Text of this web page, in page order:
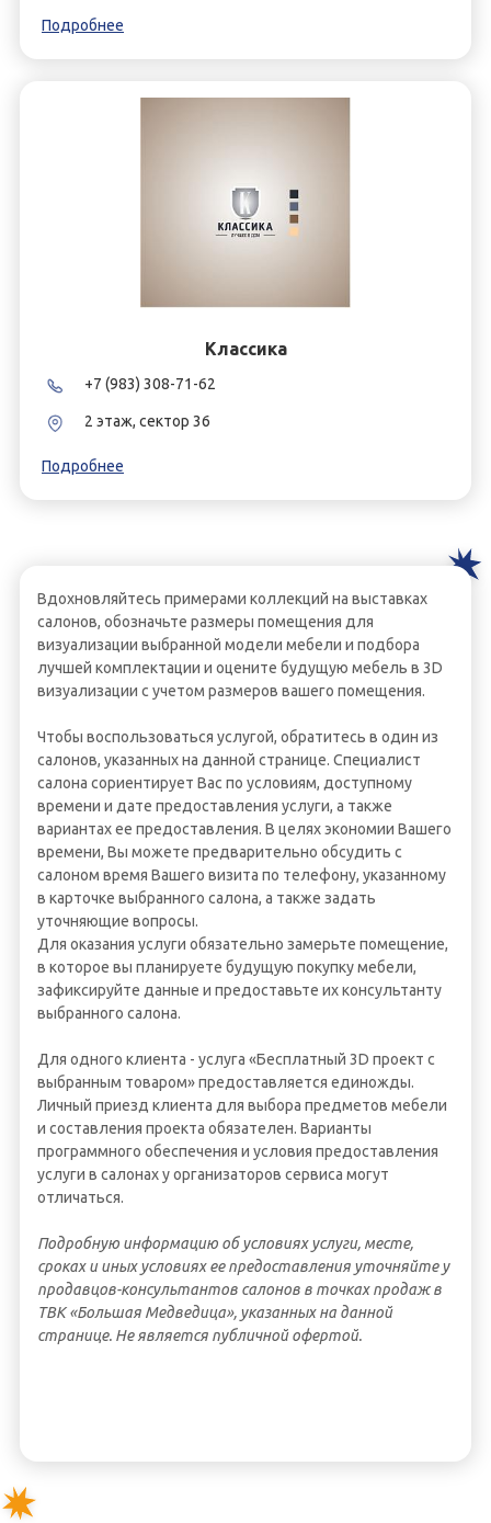
Подробнее
Классика
+7 (983) 308-71-62
2 этаж, сектор 36
Подробнее
Вдохновляйтесь примерами коллекций на выставках
салонов, обозначьте размеры помещения для
визуализации выбранной модели мебели и подбора
лучшей комплектации и оцените будущую мебель в 3D
визуализации с учетом размеров вашего помещения.
Чтобы воспользоваться услугой, обратитесь в один из
салонов, указанных на данной странице. Специалист
салона сориентирует Вас по условиям, доступному
времени и дате предоставления услуги, а также
вариантах ее предоставления. В целях экономии Вашего
времени, Вы можете предварительно обсудить с
салоном время Вашего визита по телефону, указанному
в карточке выбранного салона, а также задать
уточняющие вопросы.
Для оказания услуги обязательно замерьте помещение,
в которое вы планируете будущую покупку мебели,
зафиксируйте данные и предоставьте их консультанту
выбранного салона.
Для одного клиента - услуга «Бесплатный 3D проект с
выбранным товаром» предоставляется единожды.
Личный приезд клиента для выбора предметов мебели
и составления проекта обязателен. Варианты
программного обеспечения и условия предоставления
услуги в салонах у организаторов сервиса могут
отличаться.
Подробную информацию об условиях услуги, месте,
сроках и иных условиях ее предоставления уточняйте у
продавцов-консультантов салонов в точках продаж в
ТВК «Большая Медведица», указанных на данной
странице. Не является публичной офертой.